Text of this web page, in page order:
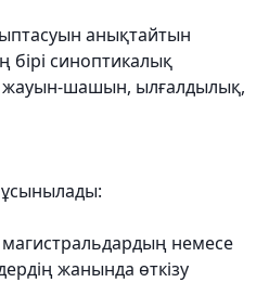
анықтайтын
синоптикалық
жауын-шашын, ылғалдылық,
немесе
жанында өткізу